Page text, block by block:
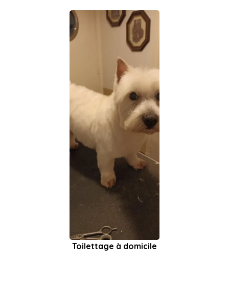
Toilettage à domicile